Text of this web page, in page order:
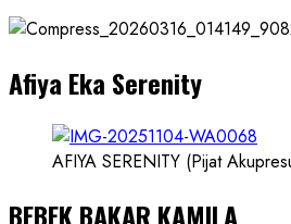
Dokter
Ilmuwan
Afiya Eka Serenity
AFIYA SERENITY (Pijat
BEBEK BAKAR KAMILA